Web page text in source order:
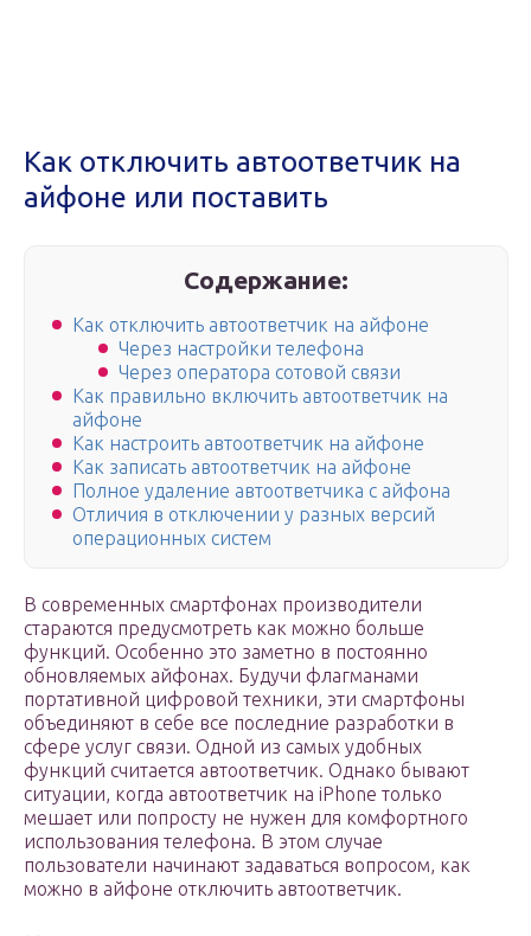
Как отключить автоответчик на
айфоне или поставить
Содержание:
Как отключить автоответчик на айфоне
Через настройки телефона
Через оператора сотовой связи
Как правильно включить автоответчик на
айфоне
Как настроить автоответчик на айфоне
Как записать автоответчик на айфоне
Полное удаление автоответчика с айфона
Отличия в отключении у разных версий
операционных систем
В современных смартфонах производители
стараются предусмотреть как можно больше
функций. Особенно это заметно в постоянно
обновляемых айфонах. Будучи флагманами
портативной цифровой техники, эти смартфоны
объединяют в себе все последние разработки в
сфере услуг связи. Одной из самых удобных
функций считается автоответчик. Однако бывают
ситуации, когда автоответчик на iPhone только
мешает или попросту не нужен для комфортного
использования телефона. В этом случае
пользователи начинают задаваться вопросом, как
можно в айфоне отключить автоответчик.